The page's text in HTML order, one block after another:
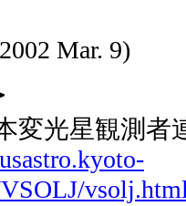
Mar. 9)
変光星観測者